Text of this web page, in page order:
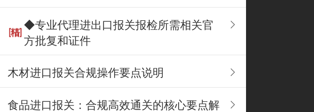
◆专业代理进出口报关报检所需相关官
方批复和证件
木材进口报关合规操作要点说明
食品进口报关：合规高效通关的核心要点解